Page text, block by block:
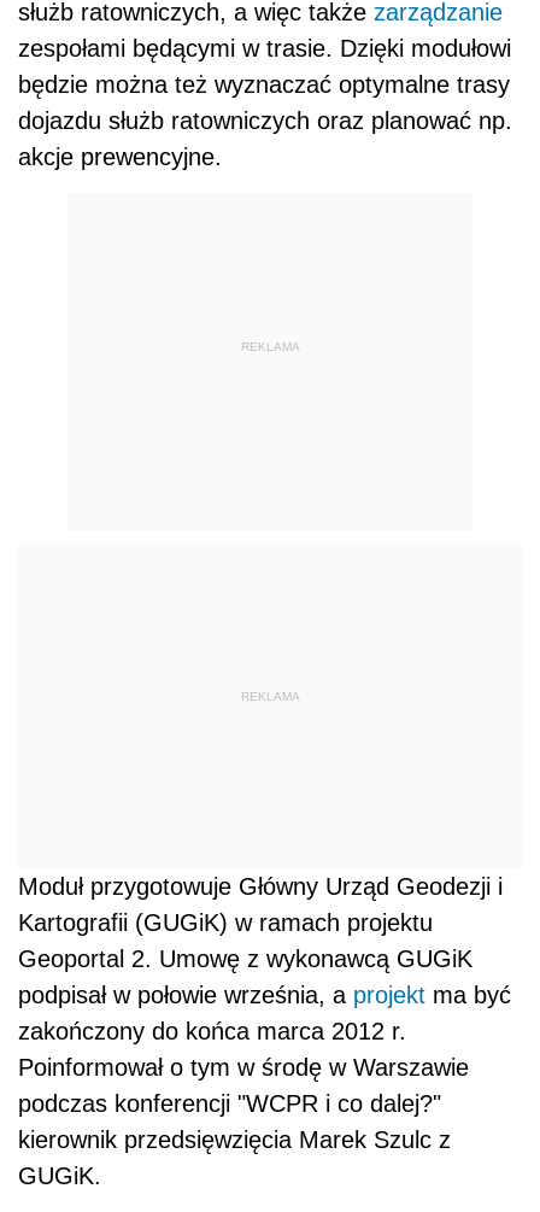
służb ratowniczych, a więc także zarządzanie
zespołami będącymi w trasie. Dzięki modułowi
będzie można też wyznaczać optymalne trasy
dojazdu służb ratowniczych oraz planować np.
akcje prewencyjne.
REKLAMA
REKLAMA
Moduł przygotowuje Główny Urząd Geodezji i
Kartografii (GUGiK) w ramach projektu
Geoportal 2. Umowę z wykonawcą GUGiK
podpisał w połowie września, a projekt ma być
zakończony do końca marca 2012 r.
Poinformował o tym w środę w Warszawie
podczas konferencji "WCPR i co dalej?"
kierownik przedsięwzięcia Marek Szulc z
GUGiK.